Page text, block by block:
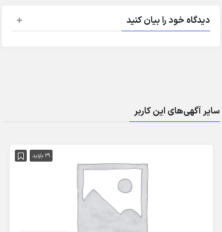
دیدگاه خود را بیان کنید
سایر آگهی‌های این کاربر
29 بازدید